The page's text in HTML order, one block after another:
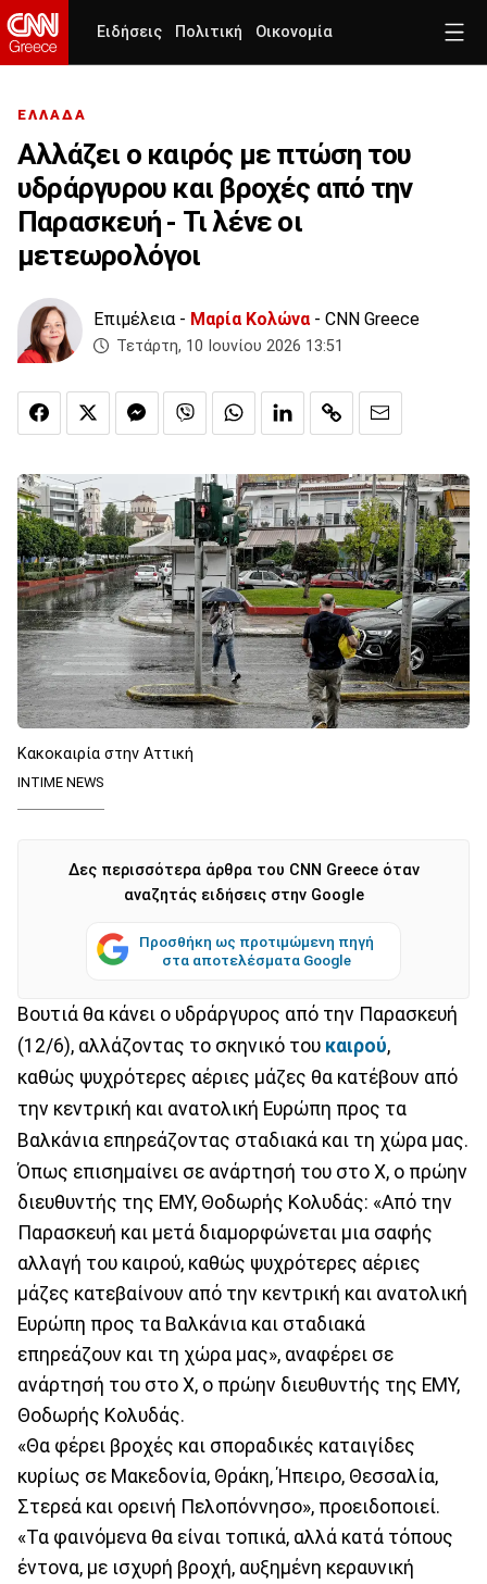
Ειδήσεις Πολιτική Οικονομία
ΕΛΛΑΔΑ
Αλλάζει ο καιρός με πτώση του
υδράργυρου και βροχές από την
Παρασκευή - Τι λένε οι
μετεωρολόγοι
Επιμέλεια - Μαρία Κολώνα- CNN Greece
Τετάρτη, 10 Ιουνίου 2026 13:51
Κακοκαιρία στην Αττική
INTIME NEWS
Δες περισσότερα άρθρα του CNN Greece όταν
αναζητάς ειδήσεις στην Google
Προσθήκη ως προτιμώμενη πηγή
στα αποτελέσματα Google
Βουτιά θα κάνει ο υδράργυρος από την Παρασκευή
(12/6), αλλάζοντας το σκηνικό του καιρού,
καθώς ψυχρότερες αέριες μάζες θα κατέβουν από
την κεντρική και ανατολική Ευρώπη προς τα
Βαλκάνια επηρεάζοντας σταδιακά και τη χώρα μας.
Όπως επισημαίνει σε ανάρτησή του στο X, ο πρώην
διευθυντής της ΕΜΥ, Θοδωρής Κολυδάς: «Από την
Παρασκευή και μετά διαμορφώνεται μια σαφής
αλλαγή του καιρού, καθώς ψυχρότερες αέριες
μάζες κατεβαίνουν από την κεντρική και ανατολική
Ευρώπη προς τα Βαλκάνια και σταδιακά
επηρεάζουν και τη χώρα μας», αναφέρει σε
ανάρτησή του στο X, ο πρώην διευθυντής της ΕΜΥ,
Θοδωρής Κολυδάς.
«Θα φέρει βροχές και σποραδικές καταιγίδες
κυρίως σε Μακεδονία, Θράκη, Ήπειρο, Θεσσαλία,
Στερεά και ορεινή Πελοπόννησο», προειδοποιεί.
«Τα φαινόμενα θα είναι τοπικά, αλλά κατά τόπους
έντονα, με ισχυρή βροχή, αυξημένη κεραυνική